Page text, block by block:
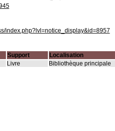
index.php?lvl=notice_display&id=8957
Support Localisation
Livre Bibliothèque principale